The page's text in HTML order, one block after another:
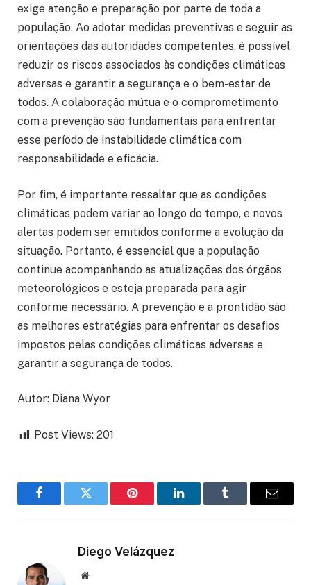
exige atenção e preparação por parte de toda a
população. Ao adotar medidas preventivas e seguir as
orientações das autoridades competentes, é possível
reduzir os riscos associados às condições climáticas
adversas e garantir a segurança e o bem-estar de
todos. A colaboração mútua e o comprometimento
com a prevenção são fundamentais para enfrentar
esse período de instabilidade climática com
responsabilidade e eficácia.
Por fim, é importante ressaltar que as condições
climáticas podem variar ao longo do tempo, e novos
alertas podem ser emitidos conforme a evolução da
situação. Portanto, é essencial que a população
continue acompanhando as atualizações dos órgãos
meteorológicos e esteja preparada para agir
conforme necessário. A prevenção e a prontidão são
as melhores estratégias para enfrentar os desafios
impostos pelas condições climáticas adversas e
garantir a segurança de todos.
Autor: Diana Wyor
Post Views: 201
FacebookTwitter Pinterest LinkedInTumblr Email
Diego Velázquez
Website